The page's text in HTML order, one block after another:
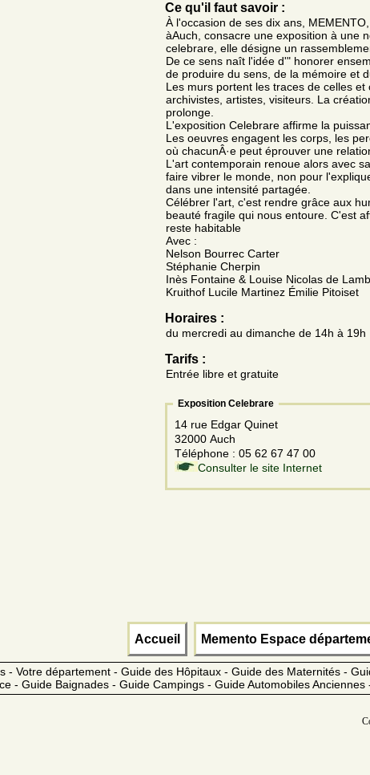
Ce qu'il faut savoir :
À l'occasion de ses dix ans,
àAuch, consacre une exposition à une
celebrare, elle désigne un
De ce sens naît l'idée d'" honorer
de produire du sens, de la mémoire et
Les murs portent les traces de celles et
archivistes, artistes, visiteurs. La
prolonge.
L'exposition Celebrare affirme la
Les oeuvres engagent les corps, les
où chacunÂ·e peut éprouver une
L'art contemporain renoue alors avec
faire vibrer le monde, non pour
dans une intensité partagée.
Célébrer l'art, c'est rendre grâce aux
beauté fragile qui nous entoure. C'est
reste habitable
Avec :
Nelson Bourrec Carter
Stéphanie Cherpin
Inès Fontaine & Louise Nicolas de
Kruithof Lucile Martinez Émilie Pitoiset
Horaires :
du mercredi au dimanche de 14h à 19h
Tarifs :
Entrée libre et gratuite
Exposition Celebrare
14 rue Edgar Quinet
32000 Auch
Téléphone : 05 62 67 47 00
Consulter le site Internet
Accueil Memento Espace
- Votre département - Guide des Hôpitaux - Guide des Maternités -
- Guide Baignades - Guide Campings - Guide Automobiles